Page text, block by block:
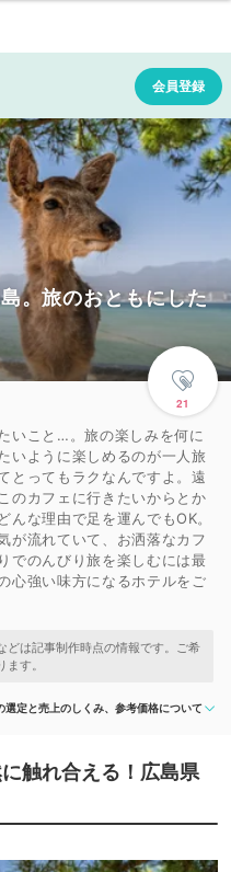
。旅のおともにした
21
いこと…。旅の楽しみを何に
いように楽しめるのが一人旅
とってもラクなんですよ。遠
のカフェに行きたいからとか
んな理由で足を運んでもOK。
が流れていて、お洒落なカフ
でのんびり旅を楽しむには最
心強い味方になるホテルをご
選定と売上のしくみ、参考価格について
触れ合える！広島県